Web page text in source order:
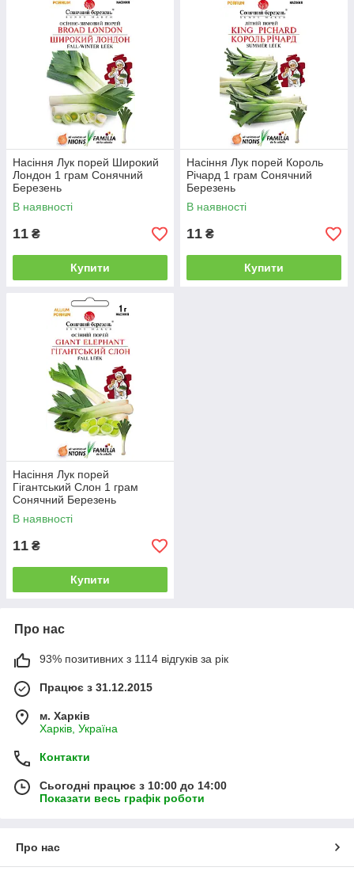
Насіння Лук порей Широкий
Лондон 1 грам Сонячний
Березень
В наявності
11 ₴
Купити
Насіння Лук порей Король
Річард 1 грам Сонячний
Березень
В наявності
11 ₴
Купити
Насіння Лук порей
Гігантський Слон 1 грам
Сонячний Березень
В наявності
11 ₴
Купити
Про нас
93% позитивних з 1114 відгуків за рік
Працює з 31.12.2015
м. Харків
Харків, Україна
Контакти
Сьогодні працює з 10:00 до 14:00
Показати весь графік роботи
Про нас